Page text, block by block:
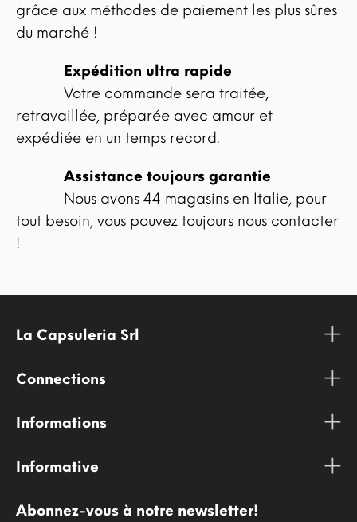
grâce aux méthodes de paiement les plus sûres
du marché !
Expédition ultra rapide
Votre commande sera traitée,
retravaillée, préparée avec amour et
expédiée en un temps record.
Assistance toujours garantie
Nous avons 44 magasins en Italie, pour
tout besoin, vous pouvez toujours nous contacter
!
La Capsuleria Srl
Connections
Informations
Informative
Abonnez-vous à notre newsletter!